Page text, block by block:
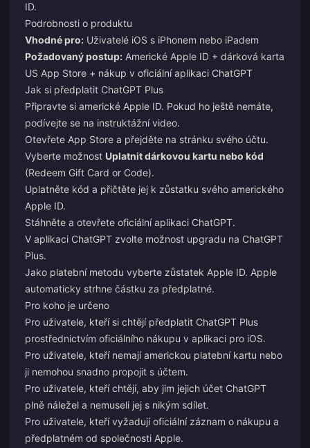
ID.
Podrobnosti o produktu
Vhodné pro: Uživatelé iOS s iPhonem nebo iPadem
Požadovaný postup: Americké Apple ID + dárková karta
US App Store + nákup v oficiální aplikaci ChatGPT
Jak si předplatit ChatGPT Plus
Připravte si americké Apple ID. Pokud ho ještě nemáte,
podívejte se na instruktážní video.
Otevřete App Store a přejděte na stránku svého účtu.
Vyberte možnost Uplatnit dárkovou kartu nebo kód
(Redeem Gift Card or Code).
Uplatněte kód a přičtěte jej k zůstatku svého amerického
Apple ID.
Stáhněte a otevřete oficiální aplikaci ChatGPT.
V aplikaci ChatGPT zvolte možnost upgradu na ChatGPT
Plus.
Jako platební metodu vyberte zůstatek Apple ID. Apple
automaticky strhne částku za předplatné.
Pro koho je určeno
Pro uživatele, kteří si chtějí předplatit ChatGPT Plus
prostřednictvím oficiálního nákupu v aplikaci pro iOS.
Pro uživatele, kteří nemají americkou platební kartu nebo
ji nemohou snadno propojit s účtem.
Pro uživatele, kteří chtějí, aby jim jejich účet ChatGPT
plně náležel a nemuseli jej s nikým sdílet.
Pro uživatele, kteří vyžadují oficiální záznam o nákupu a
předplatném od společnosti Apple.